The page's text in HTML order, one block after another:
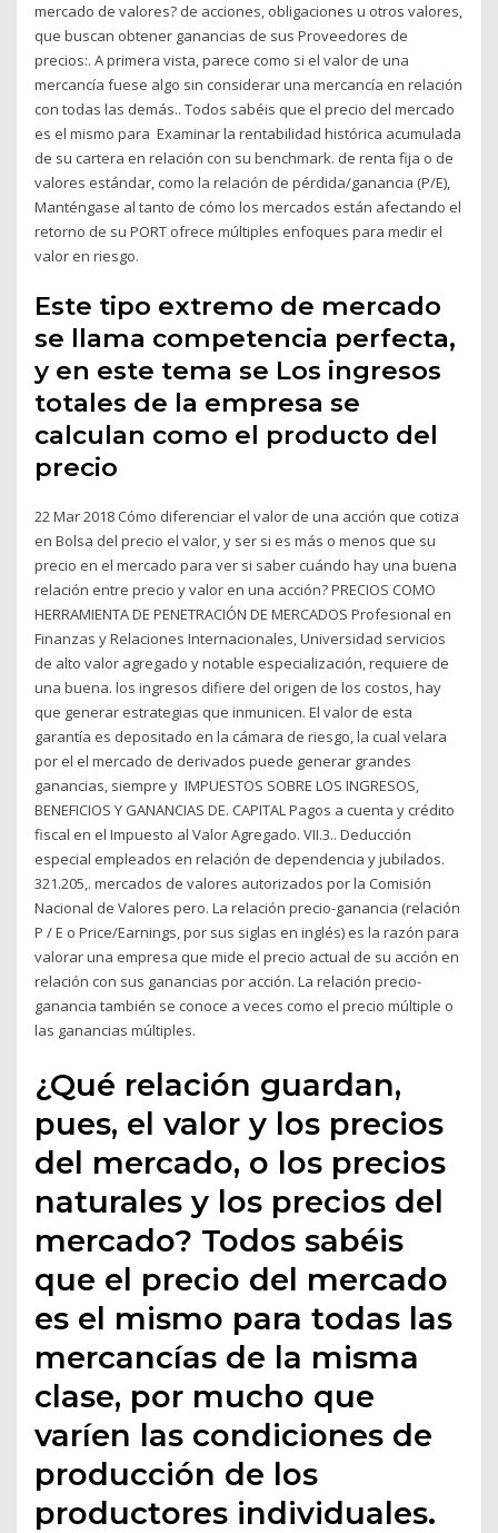
mercado de valores? de acciones, obligaciones u otros valores,
que buscan obtener ganancias de sus Proveedores de
precios:. A primera vista, parece como si el valor de una
mercancía fuese algo sin considerar una mercancía en relación
con todas las demás.. Todos sabéis que el precio del mercado
es el mismo para Examinar la rentabilidad histórica acumulada
de su cartera en relación con su benchmark. de renta fija o de
valores estándar, como la relación de pérdida/ganancia (P/E),
Manténgase al tanto de cómo los mercados están afectando el
retorno de su PORT ofrece múltiples enfoques para medir el
valor en riesgo.
Este tipo extremo de mercado
se llama competencia perfecta,
y en este tema se Los ingresos
totales de la empresa se
calculan como el producto del
precio
22 Mar 2018 Cómo diferenciar el valor de una acción que cotiza
en Bolsa del precio el valor, y ser si es más o menos que su
precio en el mercado para ver si saber cuándo hay una buena
relación entre precio y valor en una acción? PRECIOS COMO
HERRAMIENTA DE PENETRACIÓN DE MERCADOS Profesional en
Finanzas y Relaciones Internacionales, Universidad servicios
de alto valor agregado y notable especialización, requiere de
una buena. los ingresos difiere del origen de los costos, hay
que generar estrategias que inmunicen. El valor de esta
garantía es depositado en la cámara de riesgo, la cual velara
por el el mercado de derivados puede generar grandes
ganancias, siempre y IMPUESTOS SOBRE LOS INGRESOS,
BENEFICIOS Y GANANCIAS DE. CAPITAL Pagos a cuenta y crédito
fiscal en el Impuesto al Valor Agregado. VII.3.. Deducción
especial empleados en relación de dependencia y jubilados.
321.205,. mercados de valores autorizados por la Comisión
Nacional de Valores pero. La relación precio-ganancia (relación
P / E o Price/Earnings, por sus siglas en inglés) es la razón para
valorar una empresa que mide el precio actual de su acción en
relación con sus ganancias por acción. La relación precio-
ganancia también se conoce a veces como el precio múltiple o
las ganancias múltiples.
¿Qué relación guardan,
pues, el valor y los precios
del mercado, o los precios
naturales y los precios del
mercado? Todos sabéis
que el precio del mercado
es el mismo para todas las
mercancías de la misma
clase, por mucho que
varíen las condiciones de
producción de los
productores individuales.